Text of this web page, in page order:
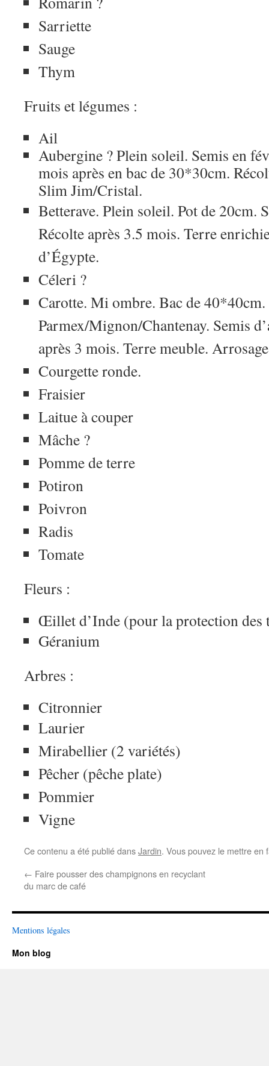
Sarriette
Sauge
Thym
Fruits et légumes :
Ail
Aubergine ? Plein soleil. Semis en
mois après en bac de 30*30cm.
Slim Jim/Cristal.
Betterave. Plein soleil. Pot de 20cm.
Récolte après 3.5 mois. Terre
d’Égypte.
Céleri ?
Carotte. Mi ombre. Bac de
Parmex/Mignon/Chantenay. Semis
après 3 mois. Terre meuble.
Courgette ronde.
Fraisier
Laitue à couper
Mâche ?
Pomme de terre
Potiron
Poivron
Radis
Tomate
Fleurs :
Œillet d’Inde (pour la protection des
Géranium
Arbres :
Citronnier
Laurier
Mirabellier (2 variétés)
Pêcher (pêche plate)
Pommier
Vigne
Ce contenu a été publié dansJardin. Vous pouvez le mettre en
← Faire pousser des champignons en recyclant
du marc de café
Mentions légales
Mon blog